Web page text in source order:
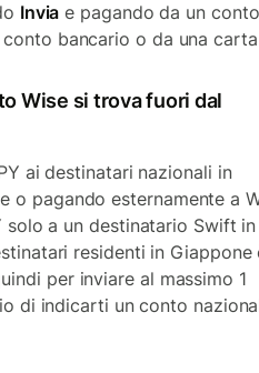
Invia e pagando da un conto
bancario o da una carta
Wise si trova fuori dal
ai destinatari nazionali in
o pagando esternamente a
solo a un destinatario Swift in
residenti in Giappone
per inviare al massimo 1
di indicarti un conto